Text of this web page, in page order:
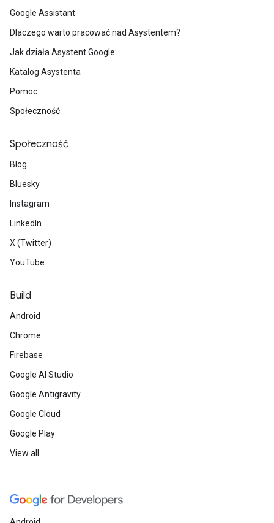
Google Assistant
Dlaczego warto pracować nad Asystentem?
Jak działa Asystent Google
Katalog Asystenta
Pomoc
Społeczność
Społeczność
Blog
Bluesky
Instagram
LinkedIn
X (Twitter)
YouTube
Build
Android
Chrome
Firebase
Google AI Studio
Google Antigravity
Google Cloud
Google Play
View all